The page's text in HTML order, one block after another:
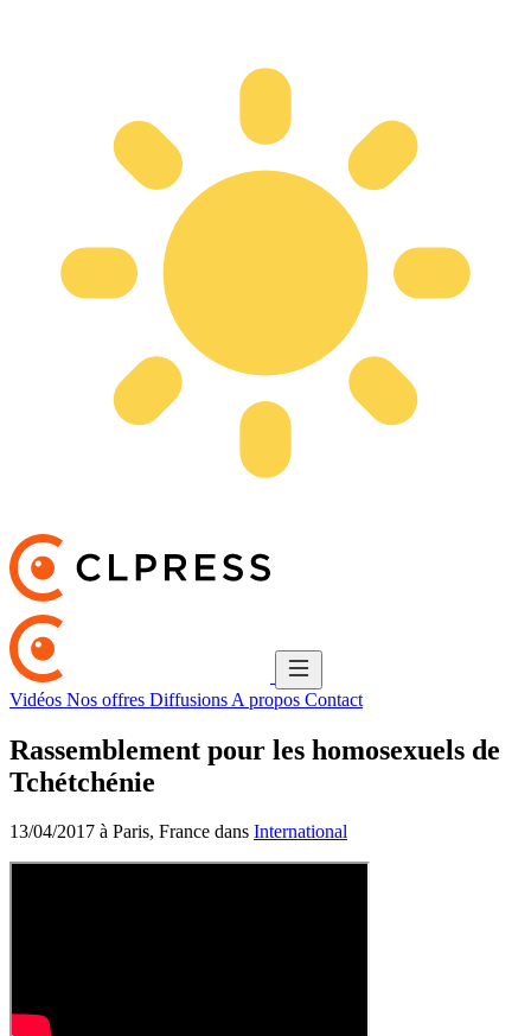
Vidéos Nos offres Diffusions A propos Contact
Rassemblement pour les homosexuels de
Tchétchénie
13/04/2017 à Paris, France dans International